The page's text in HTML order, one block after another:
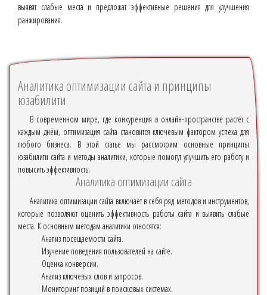
выявят слабые места и предложат эффективные решения для улучшения
ранжирования.
Аналитика оптимизации сайта и принципы
юзабилити
В современном мире, где конкуренция в онлайн-пространстве растёт с
каждым днём, оптимизация сайта становится ключевым фактором успеха для
любого бизнеса. В этой статье мы рассмотрим основные принципы
юзабилити сайта и методы аналитики, которые помогут улучшить его работу и
повысить эффективность.
Аналитика оптимизации сайта
Аналитика оптимизации сайта включает в себя ряд методов и инструментов,
которые позволяют оценить эффективность работы сайта и выявить слабые
места. К основным методам аналитики относятся:
Анализ посещаемости сайта.
Изучение поведения пользователей на сайте.
Оценка конверсии.
Анализ ключевых слов и запросов.
Мониторинг позиций в поисковых системах.